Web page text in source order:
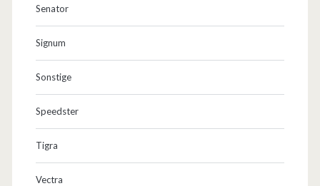
Senator
Signum
Sonstige
Speedster
Tigra
Vectra